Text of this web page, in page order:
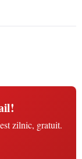
zilnic, gratuit.